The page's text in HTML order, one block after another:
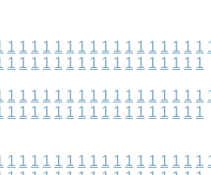
1 1 1 1 1 1 1 1 1 1 1 1 1 1 1 1 1
1 1 1 1 1 1 1 1 1 1 1 1 1 1 1 1 1
1 1 1 1 1 1 1 1 1 1 1 1 1 1 1 1 1
1 1 1 1 1 1 1 1 1 1 1 1 1 1 1 1 1
1 1 1 1 1 1 1 1 1 1 1 1 1 1 1 1 1